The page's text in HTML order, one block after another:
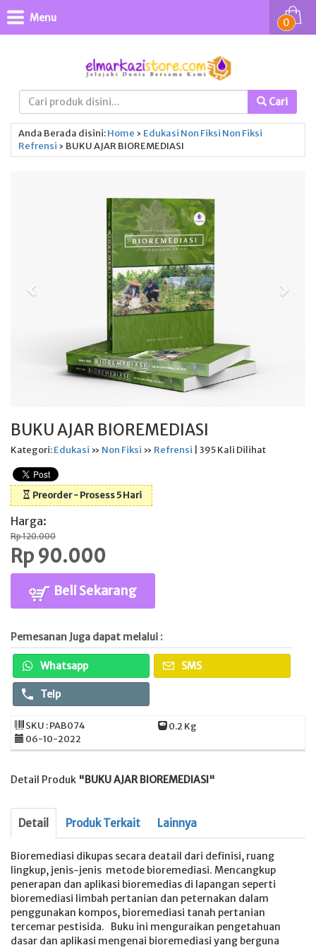
Cari
0
Menu
Anda Berada disini:Home › Edukasi Non Fiksi Non Fiksi
Refrensi › BUKU AJAR BIOREMEDIASI
BUKU AJAR BIOREMEDIASI
Kategori:Edukasi » Non Fiksi » Refrensi | 395 Kali Dilihat
Preorder - Prosess 5 Hari
Harga:
Rp 120.000
Rp 90.000
Beli Sekarang
Pemesanan Juga dapat melalui :
Whatsapp SMS
Telp
SKU : PAB074
0.2 Kg
06-10-2022
Detail Produk "BUKU AJAR BIOREMEDIASI"
Detail Produk Terkait Lainnya
Bioremediasi dikupas secara deatail dari definisi, ruang
lingkup, jenis-jenis metode bioremediasi. Mencangkup
penerapan dan aplikasi bioremedias di lapangan seperti
bioremediasi limbah pertanian dan peternakan dalam
penggunakan kompos, bioremediasi tanah pertanian
tercemar pestisida. Buku ini menguraikan pengetahuan
dasar dan aplikasi mengenai bioremediasi yang berguna